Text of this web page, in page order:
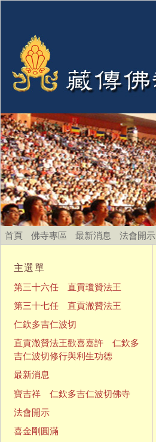
首頁 佛寺專區 最新消息 法會開示
主選單
第三十六任 直貢瓊贊法王
第三十七任 直貢澈贊法王
仁欽多吉仁波切
直貢澈贊法王歡喜嘉許 仁欽多
吉仁波切修行與利生功德
最新消息
寶吉祥 仁欽多吉仁波切佛寺
法會開示
喜金剛圓滿